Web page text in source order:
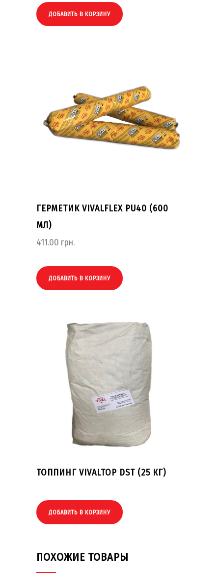
ДОБАВИТЬ В КОРЗИНУ
ГЕРМЕТИК VIVALFLEX PU40 (600
МЛ)
411.00 грн.
ДОБАВИТЬ В КОРЗИНУ
ТОППИНГ VIVALTOP DST (25 КГ)
ДОБАВИТЬ В КОРЗИНУ
ПОХОЖИЕ ТОВАРЫ